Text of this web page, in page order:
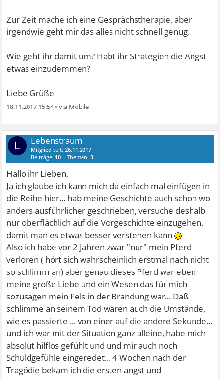
Zur Zeit mache ich eine Gesprächstherapie, aber
irgendwie geht mir das alles nicht schnell genug.
Wie geht ihr damit um? Habt ihr Strategien die Angst
etwas einzudemmen?
Liebe Grüße
18.11.2017 15:54•
L Lebenstraum
Mitglied seit:26.11.2017
Beiträge: 10 Themen:3
Hallo ihr Lieben,
Ja ich glaube ich kann mich da einfach mal einfügen in
die Reihe hier... hab meine Geschichte auch schon wo
anders ausführlicher geschrieben, versuche deshalb
nur oberflächlich auf die Vorgeschichte einzugehen,
damit man es etwas besser verstehen kann
Also ich habe vor 2 Jahren zwar "nur" mein Pferd
verloren ( hört sich wahrscheinlich erstmal nach nicht
so schlimm an) aber genau dieses Pferd war eben
meine große Liebe und ein Wesen das für mich
sozusagen mein Fels in der Brandung war... Daß
schlimme an seinem Tod waren auch die Umstände,
wie es passierte ... von einer auf die andere Sekunde...
und ich war mit der Situation ganz alleine, habe mich
absolut hilflos gefühlt und und mir auch noch
Schuldgefühle eingeredet... 4 Wochen nach der
Tragödie bekam ich die ersten angst und